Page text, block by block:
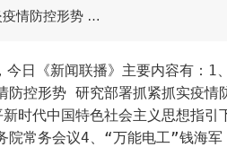
疫情防控形势 …
防控形势 研究部署抓紧抓实疫
时代中国特色社会主义思想指
院常务会议4、“万能电工”钱海